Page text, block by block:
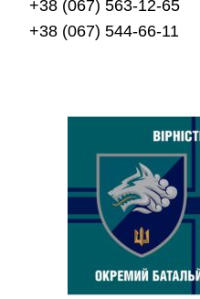
+38 (067) 563-12-65
+38 (067) 544-66-11